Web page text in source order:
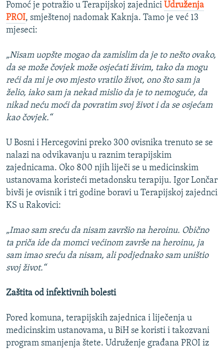
Pomoć je potražio u Terapijskoj zajednici Udruženja
PROI, smještenoj nadomak Kaknja. Tamo je već 13
mjeseci:
„Nisam uopšte mogao da zamislim da je to nešto ovako,
da se može čovjek može osjećati živim, tako da mogu
reći da mi je ovo mjesto vratilo život, ono što sam ja
želio, iako sam ja nekad mislio da je to nemoguće, da
nikad neću moći da povratim svoj život i da se osjećam
kao čovjek.“
U Bosni i Hercegovini preko 300 ovisnika trenuto se se
nalazi na odvikavanju u raznim terapijskim
zajednicama. Oko 800 njih liječi se u medicinskim
ustanovama koristeći metadonsku terapiju. Igor Lončar
bivši je ovisnik i tri godine boravi u Terapijskoj zajednci
KS u Rakovici:
„Imao sam sreću da nisam završio na heroinu. Obično
ta priča ide da momci većinom završe na heroinu, ja
sam imao sreću da nisam, ali podjednako sam uništio
svoj život.“
Zaštita od infektivnih bolesti
Pored komuna, terapijskih zajednica i liječenja u
medicinskim ustanovama, u BiH se koristi i takozvani
program smanjenja štete. Udruženje građana PROI iz